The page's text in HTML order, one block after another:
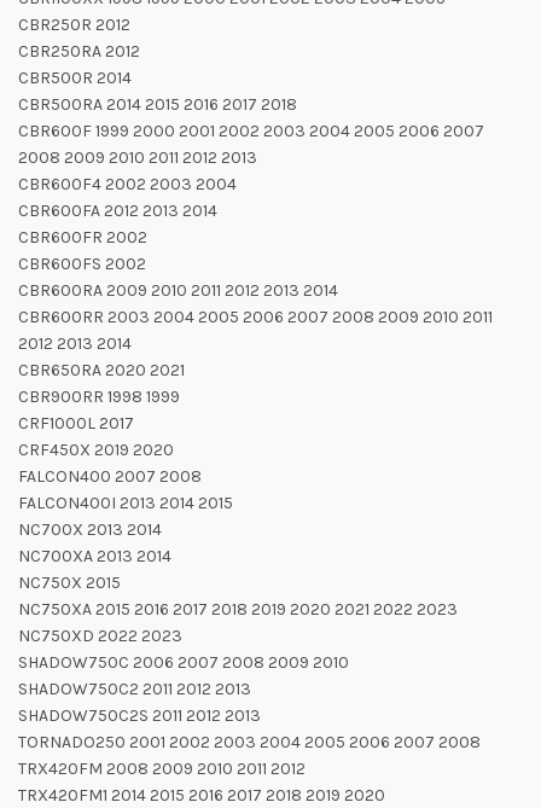
CBR250R 2012
CBR250RA 2012
CBR500R 2014
CBR500RA 2014 2015 2016 2017 2018
CBR600F 1999 2000 2001 2002 2003 2004 2005 2006 2007
2008 2009 2010 2011 2012 2013
CBR600F4 2002 2003 2004
CBR600FA 2012 2013 2014
CBR600FR 2002
CBR600FS 2002
CBR600RA 2009 2010 2011 2012 2013 2014
CBR600RR 2003 2004 2005 2006 2007 2008 2009 2010 2011
2012 2013 2014
CBR650RA 2020 2021
CBR900RR 1998 1999
CRF1000L 2017
CRF450X 2019 2020
FALCON400 2007 2008
FALCON400I 2013 2014 2015
NC700X 2013 2014
NC700XA 2013 2014
NC750X 2015
NC750XA 2015 2016 2017 2018 2019 2020 2021 2022 2023
NC750XD 2022 2023
SHADOW750C 2006 2007 2008 2009 2010
SHADOW750C2 2011 2012 2013
SHADOW750C2S 2011 2012 2013
TORNADO250 2001 2002 2003 2004 2005 2006 2007 2008
TRX420FM 2008 2009 2010 2011 2012
TRX420FM1 2014 2015 2016 2017 2018 2019 2020